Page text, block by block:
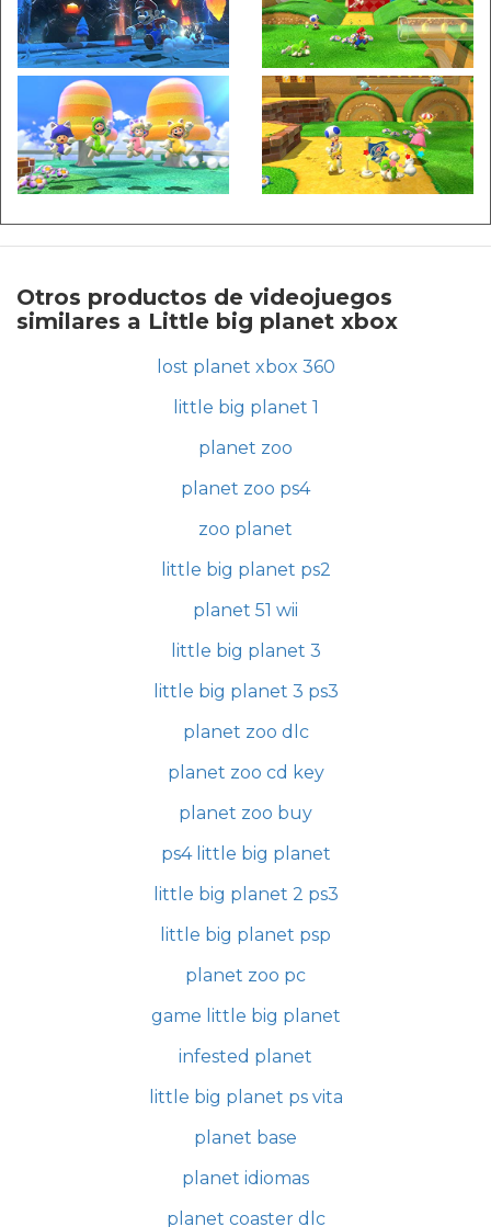
Otros productos de videojuegos
similares a Little big planet xbox
lost planet xbox 360
little big planet 1
planet zoo
planet zoo ps4
zoo planet
little big planet ps2
planet 51 wii
little big planet 3
little big planet 3 ps3
planet zoo dlc
planet zoo cd key
planet zoo buy
ps4 little big planet
little big planet 2 ps3
little big planet psp
planet zoo pc
game little big planet
infested planet
little big planet ps vita
planet base
planet idiomas
planet coaster dlc